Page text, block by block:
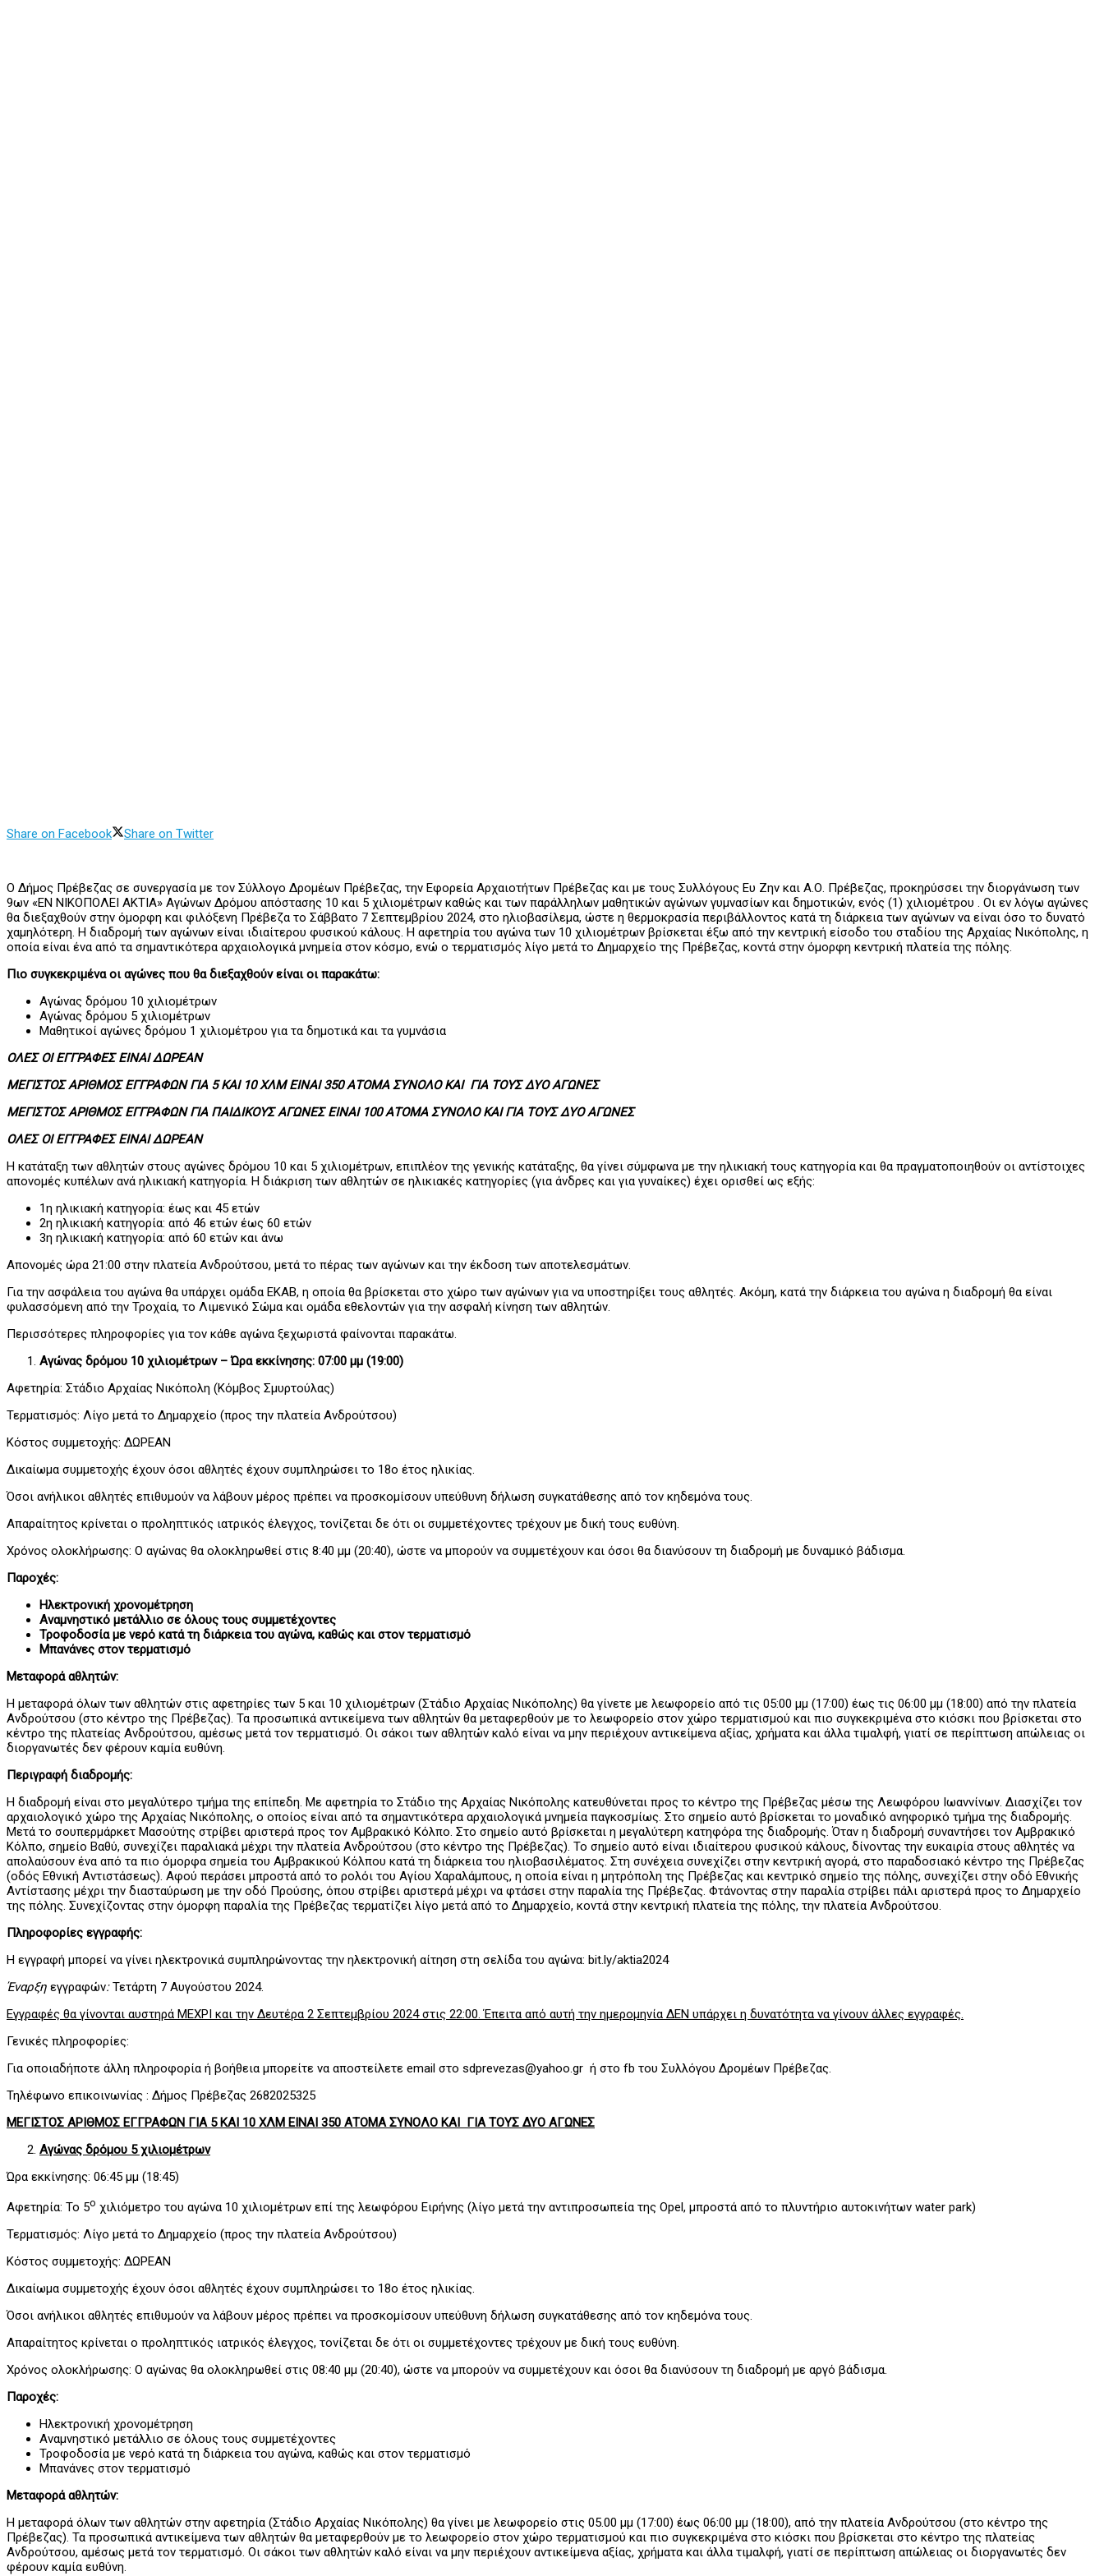
Share on Facebook Share on Twitter
Ο Δήμος Πρέβεζας σε συνεργασία με τον Σύλλογο Δρομέων Πρέβεζας, την Εφορεία Αρχαιοτήτων Πρέβεζας και με τους Συλλόγους Ευ Ζην και Α.Ο. Πρέβεζας, προκηρύσσει την διοργάνωση των
9ων «ΕΝ ΝΙΚΟΠΟΛΕΙ ΑΚΤΙΑ» Αγώνων Δρόμου απόστασης 10 και 5 χιλιομέτρων καθώς και των παράλληλων μαθητικών αγώνων γυμνασίων και δημοτικών, ενός (1) χιλιομέτρου . Οι εν λόγω αγώνες
θα διεξαχθούν στην όμορφη και φιλόξενη Πρέβεζα το Σάββατο 7 Σεπτεμβρίου 2024, στο ηλιοβασίλεμα, ώστε η θερμοκρασία περιβάλλοντος κατά τη διάρκεια των αγώνων να είναι όσο το δυνατό
χαμηλότερη. Η διαδρομή των αγώνων είναι ιδιαίτερου φυσικού κάλους. Η αφετηρία του αγώνα των 10 χιλιομέτρων βρίσκεται έξω από την κεντρική είσοδο του σταδίου της Αρχαίας Νικόπολης, η
οποία είναι ένα από τα σημαντικότερα αρχαιολογικά μνημεία στον κόσμο, ενώ ο τερματισμός λίγο μετά το Δημαρχείο της Πρέβεζας, κοντά στην όμορφη κεντρική πλατεία της πόλης.
Πιο συγκεκριμένα οι αγώνες που θα διεξαχθούν είναι οι παρακάτω:
Αγώνας δρόμου 10 χιλιομέτρων
Αγώνας δρόμου 5 χιλιομέτρων
Μαθητικοί αγώνες δρόμου 1 χιλιομέτρου για τα δημοτικά και τα γυμνάσια
ΟΛΕΣ ΟΙ ΕΓΓΡΑΦΕΣ ΕΙΝΑΙ ΔΩΡΕΑΝ
ΜΕΓΙΣΤΟΣ ΑΡΙΘΜΟΣ ΕΓΓΡΑΦΩΝ ΓΙΑ 5 ΚΑΙ 10 ΧΛΜ ΕΙΝΑΙ 350 ΑΤΟΜΑ ΣΥΝΟΛΟ ΚΑΙ ΓΙΑ ΤΟΥΣ ΔΥΟ ΑΓΩΝΕΣ
ΜΕΓΙΣΤΟΣ ΑΡΙΘΜΟΣ ΕΓΓΡΑΦΩΝ ΓΙΑ ΠΑΙΔΙΚΟΥΣ ΑΓΩΝΕΣ ΕΙΝΑΙ 100 ΑΤΟΜΑ ΣΥΝΟΛΟ ΚΑΙ ΓΙΑ ΤΟΥΣ ΔΥΟ ΑΓΩΝΕΣ
ΟΛΕΣ ΟΙ ΕΓΓΡΑΦΕΣ ΕΙΝΑΙ ΔΩΡΕΑΝ
Η κατάταξη των αθλητών στους αγώνες δρόμου 10 και 5 χιλιομέτρων, επιπλέον της γενικής κατάταξης, θα γίνει σύμφωνα με την ηλικιακή τους κατηγορία και θα πραγματοποιηθούν οι αντίστοιχες
απονομές κυπέλων ανά ηλικιακή κατηγορία. Η διάκριση των αθλητών σε ηλικιακές κατηγορίες (για άνδρες και για γυναίκες) έχει ορισθεί ως εξής:
1η ηλικιακή κατηγορία: έως και 45 ετών
2η ηλικιακή κατηγορία: από 46 ετών έως 60 ετών
3η ηλικιακή κατηγορία: από 60 ετών και άνω
Απονομές ώρα 21:00 στην πλατεία Ανδρούτσου, μετά το πέρας των αγώνων και την έκδοση των αποτελεσμάτων.
Για την ασφάλεια του αγώνα θα υπάρχει ομάδα ΕΚΑΒ, η οποία θα βρίσκεται στο χώρο των αγώνων για να υποστηρίξει τους αθλητές. Ακόμη, κατά την διάρκεια του αγώνα η διαδρομή θα είναι
φυλασσόμενη από την Τροχαία, το Λιμενικό Σώμα και ομάδα εθελοντών για την ασφαλή κίνηση των αθλητών.
Περισσότερες πληροφορίες για τον κάθε αγώνα ξεχωριστά φαίνονται παρακάτω.
Αγώνας δρόμου 10 χιλιομέτρων – Ώρα εκκίνησης: 07:00 μμ (19:00)
Αφετηρία: Στάδιο Αρχαίας Νικόπολη (Κόμβος Σμυρτούλας)
Τερματισμός: Λίγο μετά το Δημαρχείο (προς την πλατεία Ανδρούτσου)
Κόστος συμμετοχής: ΔΩΡΕΑΝ
Δικαίωμα συμμετοχής έχουν όσοι αθλητές έχουν συμπληρώσει το 18ο έτος ηλικίας.
Όσοι ανήλικοι αθλητές επιθυμούν να λάβουν μέρος πρέπει να προσκομίσουν υπεύθυνη δήλωση συγκατάθεσης από τον κηδεμόνα τους.
Απαραίτητος κρίνεται ο προληπτικός ιατρικός έλεγχος, τονίζεται δε ότι οι συμμετέχοντες τρέχουν με δική τους ευθύνη.
Χρόνος ολοκλήρωσης: Ο αγώνας θα ολοκληρωθεί στις 8:40 μμ (20:40), ώστε να μπορούν να συμμετέχουν και όσοι θα διανύσουν τη διαδρομή με δυναμικό βάδισμα.
Παροχές:
Ηλεκτρονική χρονομέτρηση
Αναμνηστικό μετάλλιο σε όλους τους συμμετέχοντες
Τροφοδοσία με νερό κατά τη διάρκεια του αγώνα, καθώς και στον τερματισμό
Μπανάνες στον τερματισμό
Μεταφορά αθλητών:
Η μεταφορά όλων των αθλητών στις αφετηρίες των 5 και 10 χιλιομέτρων (Στάδιο Αρχαίας Νικόπολης) θα γίνετε με λεωφορείο από τις 05:00 μμ (17:00) έως τις 06:00 μμ (18:00) από την πλατεία
Ανδρούτσου (στο κέντρο της Πρέβεζας). Τα προσωπικά αντικείμενα των αθλητών θα μεταφερθούν με το λεωφορείο στον χώρο τερματισμού και πιο συγκεκριμένα στο κιόσκι που βρίσκεται στο
κέντρο της πλατείας Ανδρούτσου, αμέσως μετά τον τερματισμό. Οι σάκοι των αθλητών καλό είναι να μην περιέχουν αντικείμενα αξίας, χρήματα και άλλα τιμαλφή, γιατί σε περίπτωση απώλειας οι
διοργανωτές δεν φέρουν καμία ευθύνη.
Περιγραφή διαδρομής:
Η διαδρομή είναι στο μεγαλύτερο τμήμα της επίπεδη. Με αφετηρία το Στάδιο της Αρχαίας Νικόπολης κατευθύνεται προς το κέντρο της Πρέβεζας μέσω της Λεωφόρου Ιωαννίνων. Διασχίζει τον
αρχαιολογικό χώρο της Αρχαίας Νικόπολης, ο οποίος είναι από τα σημαντικότερα αρχαιολογικά μνημεία παγκοσμίως. Στο σημείο αυτό βρίσκεται το μοναδικό ανηφορικό τμήμα της διαδρομής.
Μετά το σουπερμάρκετ Μασούτης στρίβει αριστερά προς τον Αμβρακικό Κόλπο. Στο σημείο αυτό βρίσκεται η μεγαλύτερη κατηφόρα της διαδρομής. Όταν η διαδρομή συναντήσει τον Αμβρακικό
Κόλπο, σημείο Βαθύ, συνεχίζει παραλιακά μέχρι την πλατεία Ανδρούτσου (στο κέντρο της Πρέβεζας). Το σημείο αυτό είναι ιδιαίτερου φυσικού κάλους, δίνοντας την ευκαιρία στους αθλητές να
απολαύσουν ένα από τα πιο όμορφα σημεία του Αμβρακικού Κόλπου κατά τη διάρκεια του ηλιοβασιλέματος. Στη συνέχεια συνεχίζει στην κεντρική αγορά, στο παραδοσιακό κέντρο της Πρέβεζας
(οδός Εθνική Αντιστάσεως). Αφού περάσει μπροστά από το ρολόι του Αγίου Χαραλάμπους, η οποία είναι η μητρόπολη της Πρέβεζας και κεντρικό σημείο της πόλης, συνεχίζει στην οδό Εθνικής
Αντίστασης μέχρι την διασταύρωση με την οδό Προύσης, όπου στρίβει αριστερά μέχρι να φτάσει στην παραλία της Πρέβεζας. Φτάνοντας στην παραλία στρίβει πάλι αριστερά προς το Δημαρχείο
της πόλης. Συνεχίζοντας στην όμορφη παραλία της Πρέβεζας τερματίζει λίγο μετά από το Δημαρχείο, κοντά στην κεντρική πλατεία της πόλης, την πλατεία Ανδρούτσου.
Πληροφορίες εγγραφής:
Η εγγραφή μπορεί να γίνει ηλεκτρονικά συμπληρώνοντας την ηλεκτρονική αίτηση στη σελίδα του αγώνα: bit.ly/aktia2024
Έναρξη εγγραφών:Τετάρτη 7 Αυγούστου 2024.
Εγγραφές θα γίνονται αυστηρά ΜΕΧΡΙ και την Δευτέρα 2 Σεπτεμβρίου 2024 στις 22:00. Έπειτα από αυτή την ημερομηνία ΔΕΝ υπάρχει η δυνατότητα να γίνουν άλλες εγγραφές.
Γενικές πληροφορίες:
Για οποιαδήποτε άλλη πληροφορία ή βοήθεια μπορείτε να αποστείλετε email στο sdprevezas@yahoo.gr ή στο fb του Συλλόγου Δρομέων Πρέβεζας.
Τηλέφωνο επικοινωνίας : Δήμος Πρέβεζας 2682025325
ΜΕΓΙΣΤΟΣ ΑΡΙΘΜΟΣ ΕΓΓΡΑΦΩΝ ΓΙΑ 5 ΚΑΙ 10 ΧΛΜ ΕΙΝΑΙ 350 ΑΤΟΜΑ ΣΥΝΟΛΟ ΚΑΙ ΓΙΑ ΤΟΥΣ ΔΥΟ ΑΓΩΝΕΣ
Αγώνας δρόμου 5 χιλιομέτρων
Ώρα εκκίνησης: 06:45 μμ (18:45)
Αφετηρία: Το 5ο χιλιόμετρο του αγώνα 10 χιλιομέτρων επί της λεωφόρου Ειρήνης (λίγο μετά την αντιπροσωπεία της Opel, μπροστά από το πλυντήριο αυτοκινήτων water park)
Τερματισμός: Λίγο μετά το Δημαρχείο (προς την πλατεία Ανδρούτσου)
Κόστος συμμετοχής: ΔΩΡΕΑΝ
Δικαίωμα συμμετοχής έχουν όσοι αθλητές έχουν συμπληρώσει το 18ο έτος ηλικίας.
Όσοι ανήλικοι αθλητές επιθυμούν να λάβουν μέρος πρέπει να προσκομίσουν υπεύθυνη δήλωση συγκατάθεσης από τον κηδεμόνα τους.
Απαραίτητος κρίνεται ο προληπτικός ιατρικός έλεγχος, τονίζεται δε ότι οι συμμετέχοντες τρέχουν με δική τους ευθύνη.
Χρόνος ολοκλήρωσης: Ο αγώνας θα ολοκληρωθεί στις 08:40 μμ (20:40), ώστε να μπορούν να συμμετέχουν και όσοι θα διανύσουν τη διαδρομή με αργό βάδισμα.
Παροχές:
Ηλεκτρονική χρονομέτρηση
Αναμνηστικό μετάλλιο σε όλους τους συμμετέχοντες
Τροφοδοσία με νερό κατά τη διάρκεια του αγώνα, καθώς και στον τερματισμό
Μπανάνες στον τερματισμό
Μεταφορά αθλητών:
Η μεταφορά όλων των αθλητών στην αφετηρία (Στάδιο Αρχαίας Νικόπολης) θα γίνει με λεωφορείο στις 05.00 μμ (17:00) έως 06:00 μμ (18:00), από την πλατεία Ανδρούτσου (στο κέντρο της
Πρέβεζας). Τα προσωπικά αντικείμενα των αθλητών θα μεταφερθούν με το λεωφορείο στον χώρο τερματισμού και πιο συγκεκριμένα στο κιόσκι που βρίσκεται στο κέντρο της πλατείας
Ανδρούτσου, αμέσως μετά τον τερματισμό. Οι σάκοι των αθλητών καλό είναι να μην περιέχουν αντικείμενα αξίας, χρήματα και άλλα τιμαλφή, γιατί σε περίπτωση απώλειας οι διοργανωτές δεν
φέρουν καμία ευθύνη.